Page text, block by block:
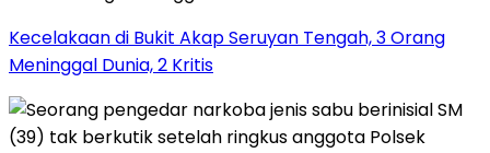
Kecelakaan di Bukit Akap Seruyan Tengah, 3 Orang
Meninggal Dunia, 2 Kritis